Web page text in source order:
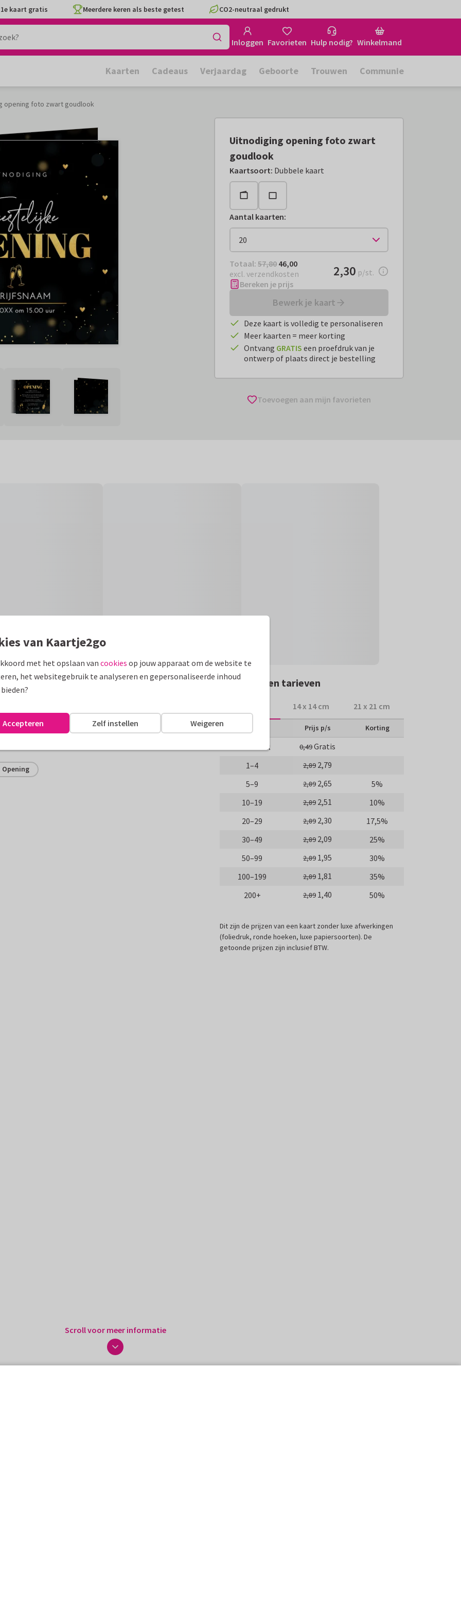
kaart gratis Meerdere keren als beste getest CO2-neutraal gedrukt
Inloggen Favorieten Hulp nodig? Winkelmand
Kaarten Cadeaus Verjaardag Geboorte Trouwen Communie
opening foto zwart goudlook
Uitnodiging opening foto zwart
goudlook
Kaartsoort: Dubbele kaart
Aantal kaarten:
Totaal: € 46,00
Totaal: 57,80 46,00
excl. verzendkosten
€ 2,30per stuk
2,30 p/st.
Bereken je prijs
Bewerk je kaart
Deze kaart is volledig te personaliseren
Meer kaarten = meer korting
Ontvang GRATIS een proefdruk van je
ontwerp of plaats direct je bestelling
Toevoegen aan mijn favorieten
goudlook is perfect
Opening
Formaten en tarieven
14 x 14 cm 21 x 21 cm
Prijs p/s Korting
Proefdruk 0,49Gratis
1–4
2,89 2,79
5–9
2,89 2,65
5%
10–19
2,89 2,51
10%
20–29
2,89 2,30
17,5%
30–49
2,89 2,09
25%
50–99
2,89 1,95
30%
100–199
2,89 1,81
35%
200+
2,89 1,40 50%
Dit zijn de prijzen van een kaart zonder luxe afwerkingen
(foliedruk, ronde hoeken, luxe papiersoorten). De
getoonde prijzen zijn inclusief BTW.
Scroll voor meer informatie
van Kaartje2go
met het opslaan van cookies op jouw apparaat om de website te
het websitegebruik te analyseren en gepersonaliseerde inhoud
Weigeren
Zelf instellen
Accepteren